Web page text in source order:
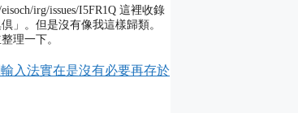
irg/issues/I5FR1Q 這裡收錄
」。但是沒有像我這樣歸類。
理一下。
入法實在是沒有必要再存於